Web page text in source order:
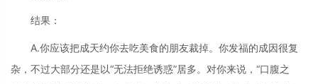
结果：
A.你应该把成天约你去吃美食的朋友裁掉。你发福的成因很复
杂，不过大部分还是以“无法拒绝诱惑”居多。对你来说，“口腹之